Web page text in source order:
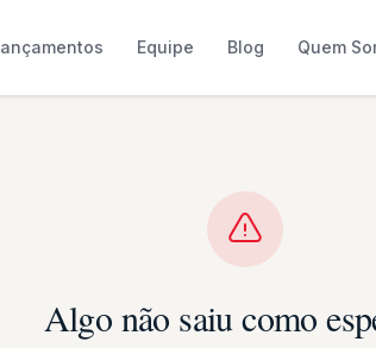
Equipe Blog Quem
Algo não saiu como